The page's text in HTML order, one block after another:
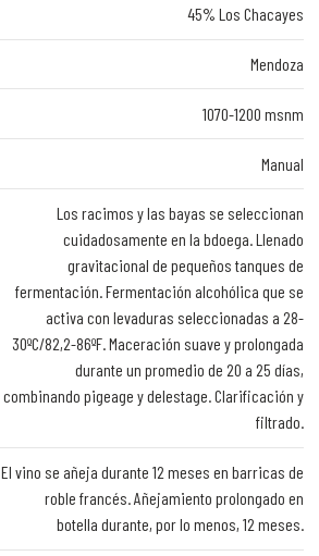
45% Los Chacayes
Mendoza
1070-1200 msnm
Manual
Los racimos y las bayas se seleccionan
cuidadosamente en la bdoega. Llenado
gravitacional de pequeños tanques de
fermentación. Fermentación alcohólica que se
activa con levaduras seleccionadas a 28-
30ºC/82,2-86ºF. Maceración suave y prolongada
durante un promedio de 20 a 25 días,
combinando pigeage y delestage. Clarificación y
filtrado.
El vino se añeja durante 12 meses en barricas de
roble francés. Añejamiento prolongado en
botella durante, por lo menos, 12 meses.